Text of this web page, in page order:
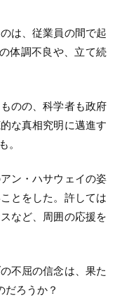
は、従業員の間で起
体調不良や、立て続
のの、科学者も政府
な真相究明に邁進す
。
ン・ハサウェイの姿
とをした。許しては
など、周囲の応援を
不屈の信念は、果た
だろうか？